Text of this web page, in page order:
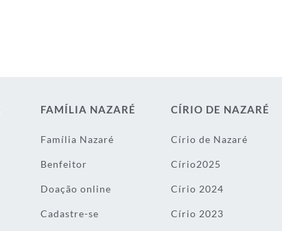
FAMÍLIA NAZARÉ
Família Nazaré
Benfeitor
Doação online
Cadastre-se
CÍRIO DE NAZARÉ
Círio de Nazaré
Círio2025
Círio 2024
Círio 2023